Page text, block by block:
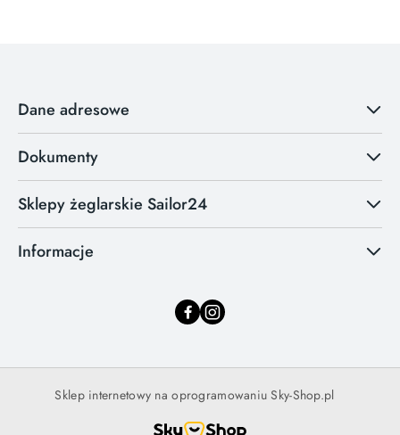
Dane adresowe
Dokumenty
Sklepy żeglarskie Sailor24
Informacje
Sklep internetowy na oprogramowaniu Sky-Shop.pl